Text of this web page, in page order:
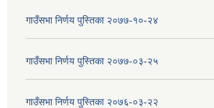
गाउँसभा निर्णय पुस्तिका २०७७-१०-२४
गाउँसभा निर्णय पुस्तिका २०७७-०३-२५
गाउँसभा निर्णय पुस्तिका २०७६-०३-२२